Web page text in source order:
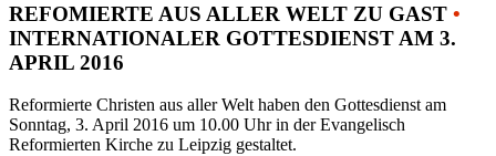
REFOMIERTE AUS ALLER WELT ZU GAST •
INTERNATIONALER GOTTESDIENST AM 3.
APRIL 2016
Reformierte Christen aus aller Welt haben den Gottesdienst am
Sonntag, 3. April 2016 um 10.00 Uhr in der Evangelisch
Reformierten Kirche zu Leipzig gestaltet.